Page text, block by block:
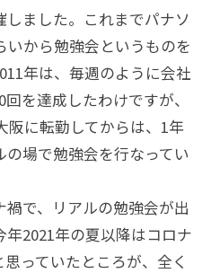
ました。これまでパナソ
いから勉強会というものを
年は、毎週のように会社
を達成したわけですが、
阪に転勤してからは、1年
場で勉強会を行なってい
で、リアルの勉強会が出
2021年の夏以降はコロナ
っていたところが、全く